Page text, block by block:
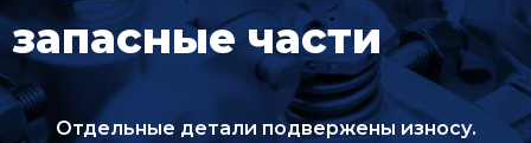
запасные части
Отдельные детали подвержены износу.